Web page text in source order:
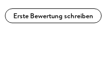
Erste Bewertung schreiben